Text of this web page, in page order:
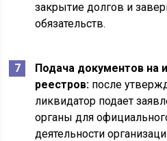
закрытие долгов и
обязательств.
Подача документов на
реестров: после
ликвидатор подает
органы для
деятельности